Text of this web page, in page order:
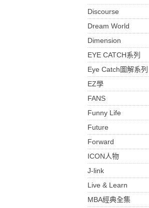
Discourse
Dream World
Dimension
EYE CATCH系列
Eye Catch圖解系列
EZ學
FANS
Funny Life
Future
Forward
ICON人物
J-link
Live & Learn
MBA經典全集